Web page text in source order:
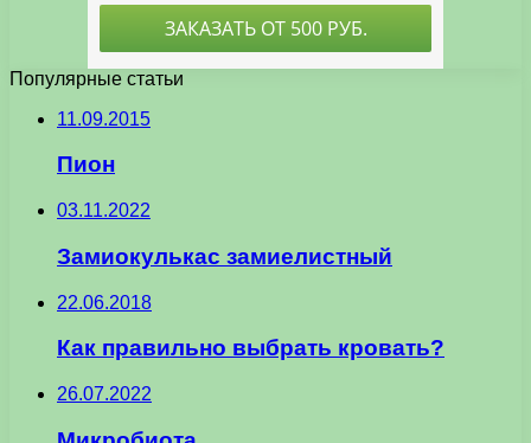
Популярные статьи
11.09.2015
Пион
03.11.2022
Замиокулькас замиелистный
22.06.2018
Как правильно выбрать кровать?
26.07.2022